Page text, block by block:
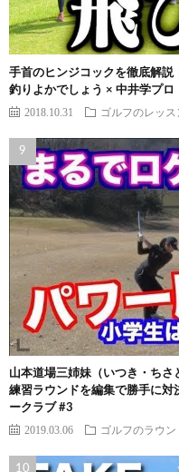
手首のヒンジコックを徹底解説
釣りよかでしょう × 中井学プロ
2018.10.31 ゴルフのレッス
山本道場三姉妹（いつき・ち
練習ラウンドを編集で勝手に対
ークラブ #3
2019.03.06 ゴルフのラウン